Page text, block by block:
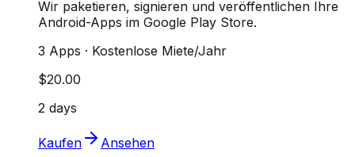
Wir paketieren, signieren und veröffentlichen Ihre
Android-Apps im Google Play Store.
3 Apps · Kostenlose Miete/Jahr
$20.00
2 days
Kaufen
Ansehen